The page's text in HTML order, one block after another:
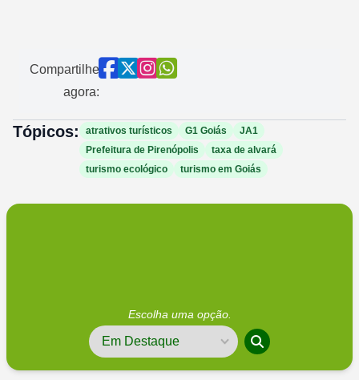
Compartilhe
agora:
Tópicos: atrativos turísticos G1 Goiás
JA1
Prefeitura de Pirenópolis
taxa de alvará
turismo ecológico
turismo em Goiás
Escolha uma opção.